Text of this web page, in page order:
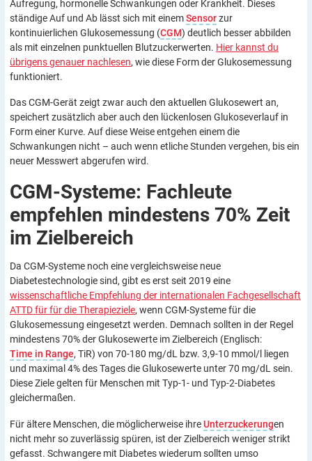
Aufregung, hormonelle Schwankungen oder Krankheit. Dieses
ständige Auf und Ab lässt sich mit einemSensorzur
kontinuierlichen Glukosemessung (CGM) deutlich besser abbilden
als mit einzelnen punktuellen Blutzuckerwerten. Hier kannst du
übrigens genauer nachlesen, wie diese Form der Glukosemessung
funktioniert.
Das CGM-Gerät zeigt zwar auch den aktuellen Glukosewert an,
speichert zusätzlich aber auch den lückenlosen Glukoseverlauf in
Form einer Kurve. Auf diese Weise entgehen einem die
Schwankungen nicht – auch wenn etliche Stunden vergehen, bis ein
neuer Messwert abgerufen wird.
CGM-Systeme: Fachleute
empfehlen mindestens 70% Zeit
im Zielbereich
Da CGM-Systeme noch eine vergleichsweise neue
Diabetestechnologie sind, gibt es erst seit 2019 eine
wissenschaftliche Empfehlung der internationalen Fachgesellschaft
ATTD für für die Therapieziele, wenn CGM-Systeme für die
Glukosemessung eingesetzt werden. Demnach sollten in der Regel
mindestens 70% der Glukosewerte im Zielbereich (Englisch:
Time in Range, TiR) von 70-180 mg/dL bzw. 3,9-10 mmol/l liegen
und maximal 4% des Tages die Glukosewerte unter 70 mg/dL sein.
Diese Ziele gelten für Menschen mit Typ-1- und Typ-2-Diabetes
gleichermaßen.
Für ältere Menschen, die möglicherweise ihreUnterzuckerungen
nicht mehr so zuverlässig spüren, ist der Zielbereich weniger strikt
gefasst. Schwangere mit Diabetes wiederum sollten umso